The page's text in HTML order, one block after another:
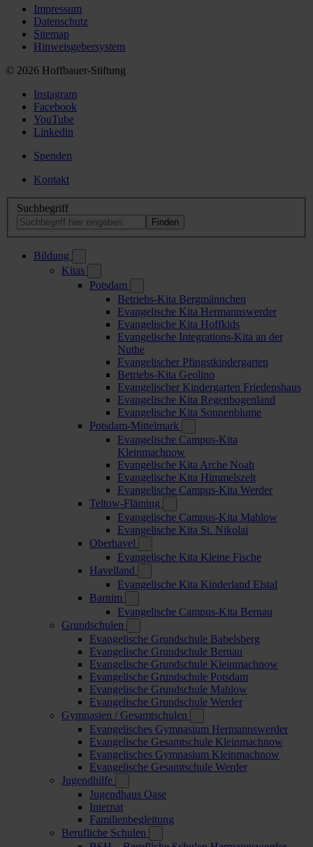
Impressum
Datenschutz
Sitemap
Hinweisgebersystem
© 2026 Hoffbauer-Stiftung
Instagram
Facebook
YouTube
Linkedin
Spenden
Kontakt
Suchbegriff
Bildung
Kitas
Potsdam
Betriebs-Kita Bergmännchen
Evangelische Kita Hermannswerder
Evangelische Kita Hoffkids
Evangelische Integrations-Kita an der
Nuthe
Evangelischer Pfingstkindergarten
Betriebs-Kita Geolino
Evangelischer Kindergarten Friedenshaus
Evangelische Kita Regenbogenland
Evangelische Kita Sonnenblume
Potsdam-Mittelmark
Evangelische Campus-Kita
Kleinmachnow
Evangelische Kita Arche Noah
Evangelische Kita Himmelszelt
Evangelische Campus-Kita Werder
Teltow-Fläming
Evangelische Campus-Kita Mahlow
Evangelische Kita St. Nikolai
Oberhavel
Evangelische Kita Kleine Fische
Havelland
Evangelische Kita Kinderland Elstal
Barnim
Evangelische Campus-Kita Bernau
Grundschulen
Evangelische Grundschule Babelsberg
Evangelische Grundschule Bernau
Evangelische Grundschule Kleinmachnow
Evangelische Grundschule Potsdam
Evangelische Grundschule Mahlow
Evangelische Grundschule Werder
Gymnasien / Gesamtschulen
Evangelisches Gymnasium Hermannswerder
Evangelische Gesamtschule Kleinmachnow
Evangelisches Gymnasium Kleinmachnow
Evangelische Gesamtschule Werder
Jugendhilfe
Jugendhaus Oase
Internat
Familienbegleitung
Berufliche Schulen